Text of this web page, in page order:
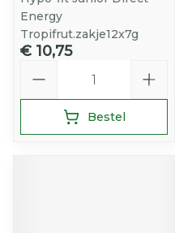
Energy
Tropifrut.zakje12x7g
€ 10,75
Bestel